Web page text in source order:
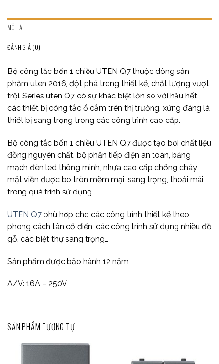
MÔ TẢ
ĐÁNH GIÁ (0)
Bộ công tắc bốn 1 chiều UTEN Q7 thuộc dòng sản
phẩm uten 2016, đột phá trong thiết kế, chất lượng vượt
trội. Series uten Q7 có sự khác biệt lớn so với hầu hết
các thiết bị công tắc ổ cắm trên thị trường, xứng đáng là
thiết bị sang trọng trong các công trình cao cấp.
Bộ công tắc bốn 1 chiều UTEN Q7 được tạo bởi chất liệu
đồng nguyên chất, bộ phận tiếp điện an toàn, bảng
mạch đèn led thông minh, nhựa cao cấp chống cháy,
mặt viền được bo tròn mềm mại, sang trọng, thoải mái
trong quá trình sử dụng.
UTEN Q7 phù hợp cho các công trình thiết kế theo
phong cách tân cổ điển, các công trình sử dụng nhiều đồ
gỗ, các biệt thự sang trọng…
Sản phẩm được bảo hành 12 năm
A/V: 16A – 250V
SẢN PHẨM TƯƠNG TỰ